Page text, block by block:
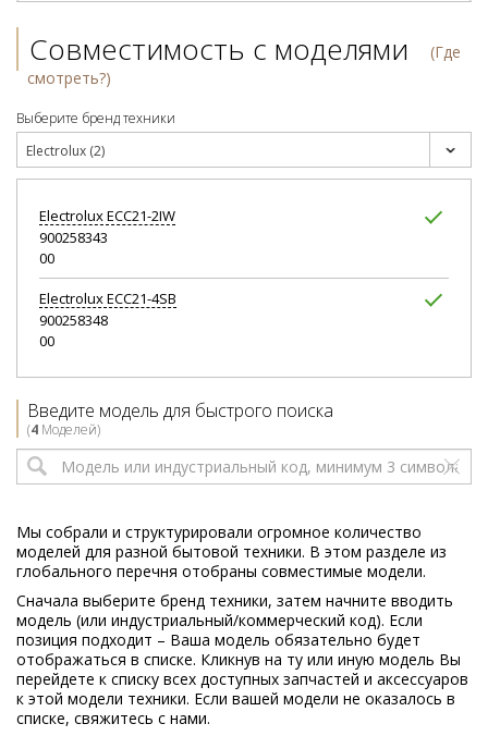
Совместимость с моделями
(Где
смотреть?)
Выберите бренд техники
Electrolux (2)
ElectroluxECC21-2IW
900258343
00
ElectroluxECC21-4SB
900258348
00
Введите модель для быстрого поиска
(4 Моделей)
Мы собрали и структурировали огромное количество
моделей для разной бытовой техники. В этом разделе из
глобального перечня отобраны совместимые модели.
Сначала выберите бренд техники, затем начните вводить
модель (или индустриальный/коммерческий код). Если
позиция подходит – Ваша модель обязательно будет
отображаться в списке. Кликнув на ту или иную модель Вы
перейдете к списку всех доступных запчастей и аксессуаров
к этой модели техники. Если вашей модели не оказалось в
списке, свяжитесь с нами.